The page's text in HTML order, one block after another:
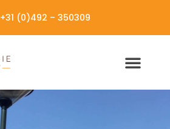
+31 (0)492 – 350309